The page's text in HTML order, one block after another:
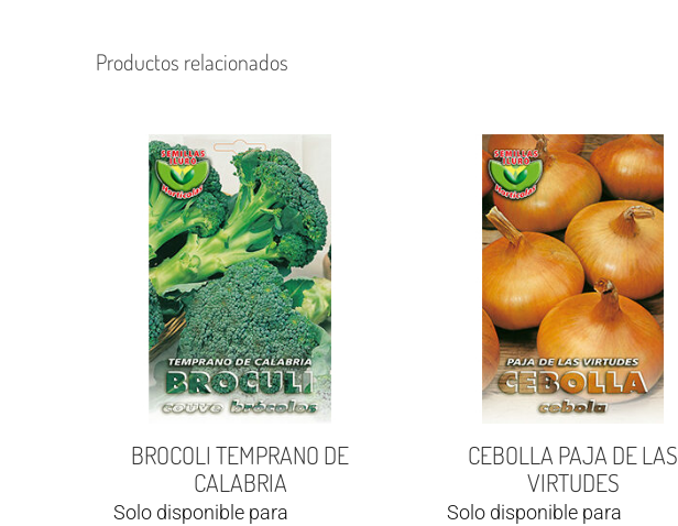
Productos relacionados
BROCOLI TEMPRANO DE
CALABRIA
Solo disponible para
CEBOLLA PAJA DE LAS
VIRTUDES
Solo disponible para